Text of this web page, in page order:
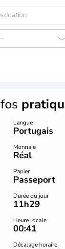
Langue
Portugais
Monnaie
Réal
Papier
Passeport
Durée du jour
11h29
Heure locale
00:41
Décalage horaire